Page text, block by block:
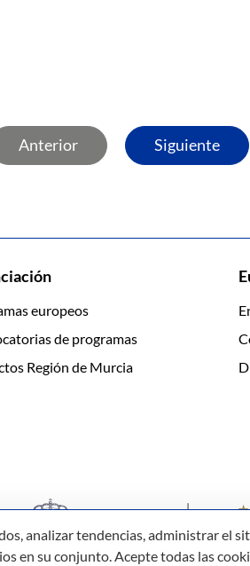
Anterior Siguiente
europeos
de programas
Región de Murcia
analizar tendencias, administrar el
en su conjunto. Acepte todas las